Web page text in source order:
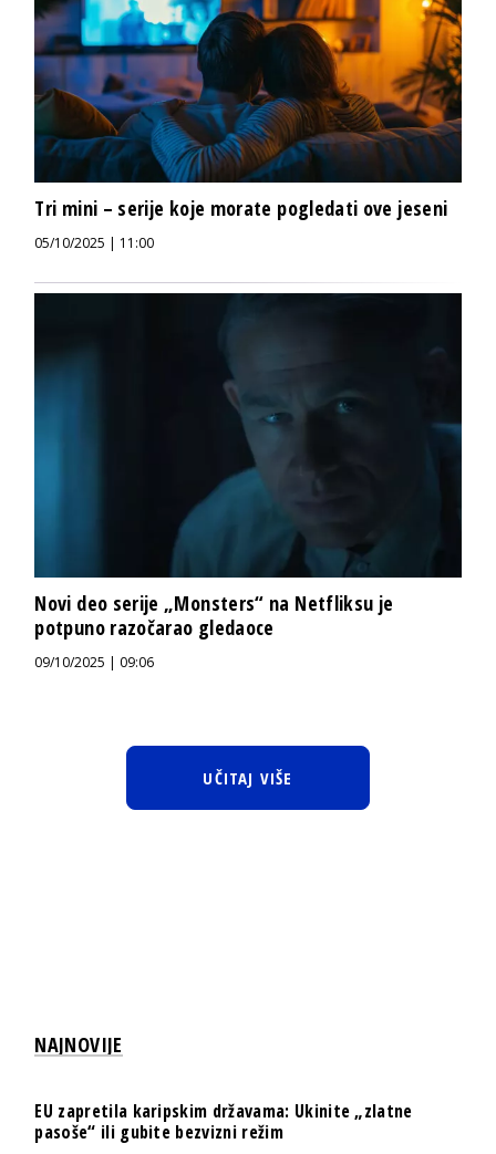
Tri mini – serije koje morate pogledati ove jeseni
05/10/2025 | 11:00
Novi deo serije „Monsters“ na Netfliksu je
potpuno razočarao gledaoce
09/10/2025 | 09:06
UČITAJ VIŠE
NAJNOVIJE
EU zapretila karipskim državama: Ukinite „zlatne
pasoše“ ili gubite bezvizni režim